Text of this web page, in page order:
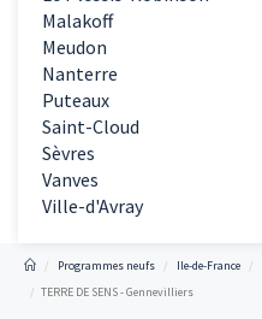
Malakoff
Meudon
Nanterre
Puteaux
Saint-Cloud
Sèvres
Vanves
Ville-d'Avray
Programmes neufs Ile-de-France
TERRE DE SENS - Gennevilliers